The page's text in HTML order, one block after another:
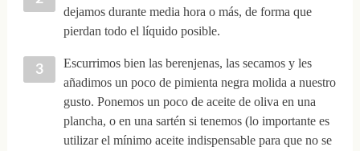
dejamos durante media hora o más, de forma que
pierdan todo el líquido posible.
Escurrimos bien las berenjenas, las secamos y les
añadimos un poco de pimienta negra molida a nuestro
gusto. Ponemos un poco de aceite de oliva en una
plancha, o en una sartén si tenemos (lo importante es
utilizar el mínimo aceite indispensable para que no se